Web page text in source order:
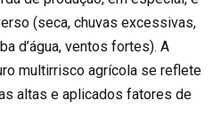
(seca, chuvas excessivas,
d’água, ventos fortes). A
multirrisco agrícola se reflete
altas e aplicados fatores de